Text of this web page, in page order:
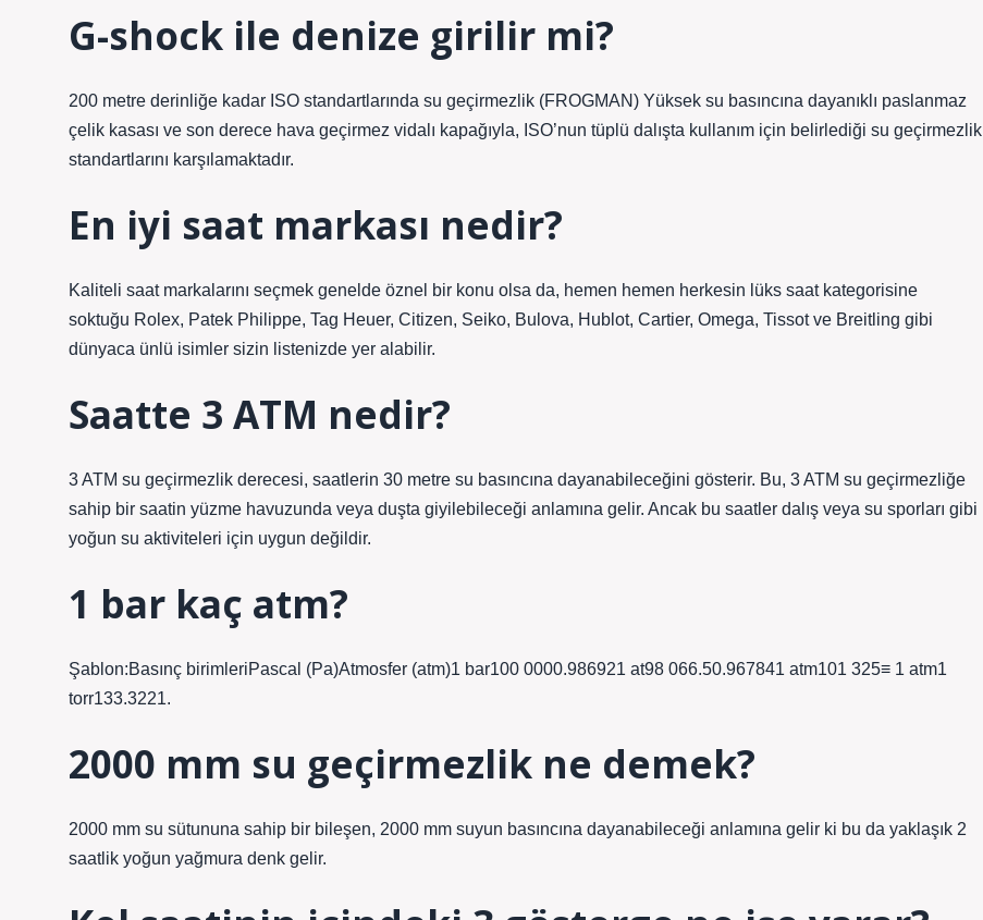
G-shock ile denize girilir mi?
200 metre derinliğe kadar ISO standartlarında su geçirmezlik (FROGMAN) Yüksek su basıncına dayanıklı paslanmaz
çelik kasası ve son derece hava geçirmez vidalı kapağıyla, ISO’nun tüplü dalışta kullanım için belirlediği su geçirmezlik
standartlarını karşılamaktadır.
En iyi saat markası nedir?
Kaliteli saat markalarını seçmek genelde öznel bir konu olsa da, hemen hemen herkesin lüks saat kategorisine
soktuğu Rolex, Patek Philippe, Tag Heuer, Citizen, Seiko, Bulova, Hublot, Cartier, Omega, Tissot ve Breitling gibi
dünyaca ünlü isimler sizin listenizde yer alabilir.
Saatte 3 ATM nedir?
3 ATM su geçirmezlik derecesi, saatlerin 30 metre su basıncına dayanabileceğini gösterir. Bu, 3 ATM su geçirmezliğe
sahip bir saatin yüzme havuzunda veya duşta giyilebileceği anlamına gelir. Ancak bu saatler dalış veya su sporları gibi
yoğun su aktiviteleri için uygun değildir.
1 bar kaç atm?
Şablon:Basınç birimleriPascal (Pa)Atmosfer (atm)1 bar100 0000.986921 at98 066.50.967841 atm101 325≡ 1 atm1
torr133.3221.
2000 mm su geçirmezlik ne demek?
2000 mm su sütununa sahip bir bileşen, 2000 mm suyun basıncına dayanabileceği anlamına gelir ki bu da yaklaşık 2
saatlik yoğun yağmura denk gelir.